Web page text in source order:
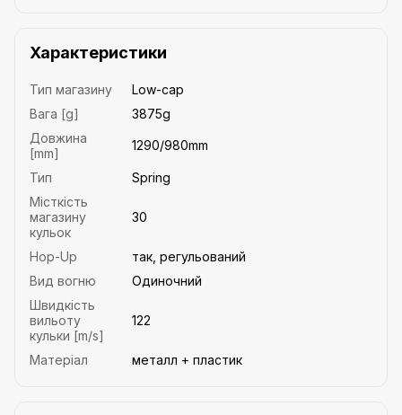
Характеристики
Тип магазину
Low-cap
Вага [g]
3875g
Довжина
[mm]
1290/980mm
Тип
Spring
Місткість
магазину
кульок
30
Hop-Up
так, регульований
Вид вогню
Одиночний
Швидкість
вильоту
кульки [m/s]
122
Матеріал металл + пластик